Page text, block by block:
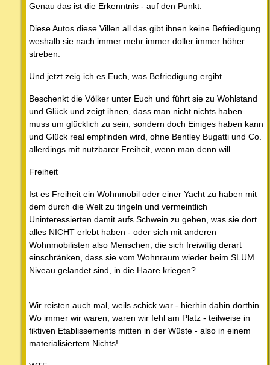
Genau das ist die Erkenntnis - auf den Punkt.
Diese Autos diese Villen all das gibt ihnen keine Befriedigung
weshalb sie nach immer mehr immer doller immer höher
streben.
Und jetzt zeig ich es Euch, was Befriedigung ergibt.
Beschenkt die Völker unter Euch und führt sie zu Wohlstand
und Glück und zeigt ihnen, dass man nicht nichts haben
muss um glücklich zu sein, sondern doch Einiges haben kann
und Glück real empfinden wird, ohne Bentley Bugatti und Co.
allerdings mit nutzbarer Freiheit, wenn man denn will.
Freiheit
Ist es Freiheit ein Wohnmobil oder einer Yacht zu haben mit
dem durch die Welt zu tingeln und vermeintlich
Uninteressierten damit aufs Schwein zu gehen, was sie dort
alles NICHT erlebt haben - oder sich mit anderen
Wohnmobilisten also Menschen, die sich freiwillig derart
einschränken, dass sie vom Wohnraum wieder beim SLUM
Niveau gelandet sind, in die Haare kriegen?
Wir reisten auch mal, weils schick war - hierhin dahin dorthin.
Wo immer wir waren, waren wir fehl am Platz - teilweise in
fiktiven Etablissements mitten in der Wüste - also in einem
materialisiertem Nichts!